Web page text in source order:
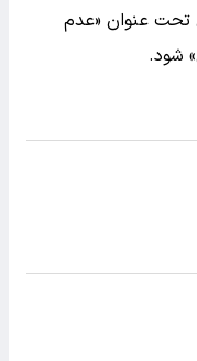
تحت عنوان «عدم
شود.